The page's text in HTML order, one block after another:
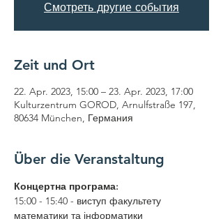
Смотреть другие события
Zeit und Ort
22. Apr. 2023, 15:00 – 23. Apr. 2023, 17:00
Kulturzentrum GOROD, Arnulfstraße 197,
80634 München, Германия
Über die Veranstaltung
Концертна програма:
15:00 - 15:40 - виступ факультету
математики та інформатики